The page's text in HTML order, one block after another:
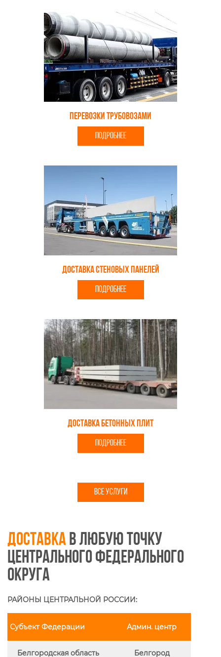
Перевозки трубовозами
ПОДРОБНЕЕ
Доставка стеновых панелей
ПОДРОБНЕЕ
Доставка бетонных плит
ПОДРОБНЕЕ
ВСЕ УСЛУГИ
Доставкав любую точку
Центрального федерального
округа
РАЙОНЫ ЦЕНТРАЛЬНОЙ РОССИИ:
Субъект Федерации Админ. центр
Белгородская область Белгород